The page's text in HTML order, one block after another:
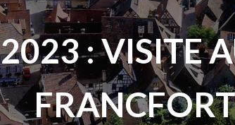
: VISITE
FRANCFORT